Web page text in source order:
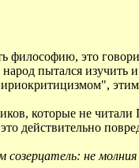
философию, это
пытался изучить
которые не
действительно
не